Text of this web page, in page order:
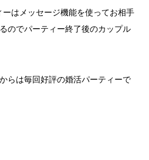
はメッセージ機能を使ってお相手
のでパーティー終了後のカップル
らは毎回好評の婚活パーティーで